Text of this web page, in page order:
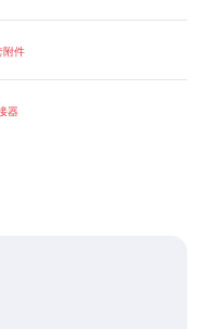
附件
器